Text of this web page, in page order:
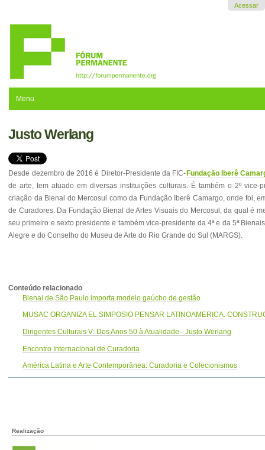
navegação
Acessar
Menu
Justo Werlang
Desde dezembro de 2016 é Diretor-Presidente da FIC-Fundação Iberê
de arte, tem atuado em diversas instituições culturais. É também o 2º
criação da Bienal do Mercosul como da Fundação Iberê Camargo, onde foi,
de Curadores. Da Fundação Bienal de Artes Visuais do Mercosul, da qual é
seu primeiro e sexto presidente e também vice-presidente da 4ª e da 5ª
Alegre e do Conselho do Museu de Arte do Rio Grande do Sul (MARGS).
Conteúdo relacionado
Bienal de São Paulo importa modelo gaúcho de gestão
MUSAC ORGANIZA EL SIMPOSIO PENSAR LATINOAMERICA.
Dirigentes Culturais V: Dos Anos 50 à Atualidade - Justo Werlang
Encontro Internacional de Curadoria
América Latina e Arte Contemporânea: Curadoria e Colecionismos
Realização